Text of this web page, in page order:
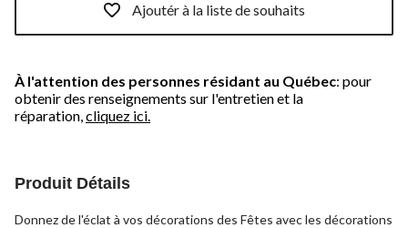
Ajoutér à la liste de souhaits
À l'attention des personnes résidant au Québec: pour
obtenir des renseignements sur l'entretien et la
réparation, cliquez ici.
Produit Détails
Donnez de l'éclat à vos décorations des Fêtes avec les décorations